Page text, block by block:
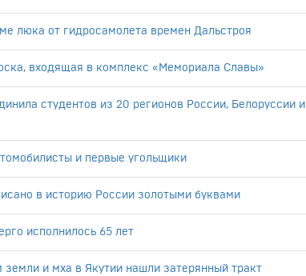
люка от гидросамолета времен Дальстроя
входящая в комплекс «Мемориала Славы»
студентов из 20 регионов России, Белоруссии и
и первые угольщики
в историю России золотыми буквами
исполнилось 65 лет
и мха в Якутии нашли затерянный тракт